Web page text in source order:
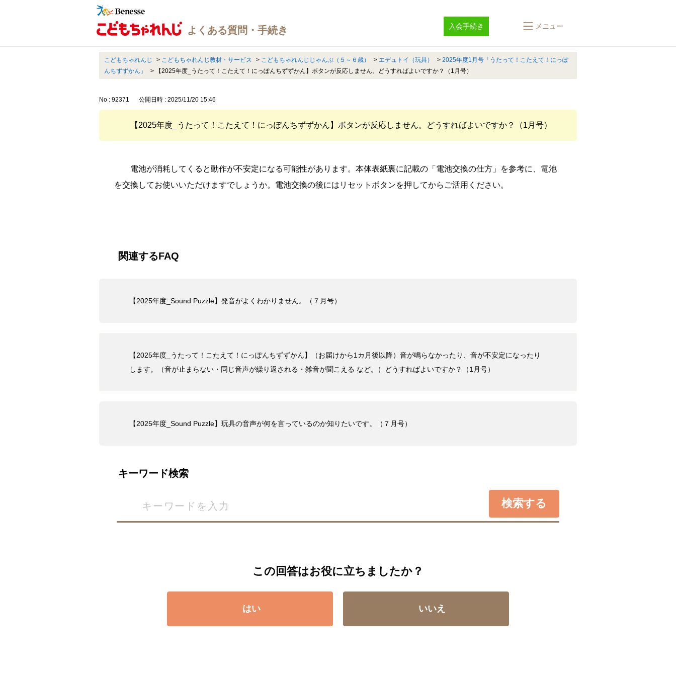
入会手続き メニュー
こどもちゃれんじ > こどもちゃれんじ教材・サービス > こどもちゃれんじじゃんぷ（５～６歳） > エデュトイ（玩具） > 2025年度1月号「うたって！こたえて！にっぽ
んちずずかん」
> 【2025年度_うたって！こたえて！にっぽんちずずかん】ボタンが反応しません。どうすればよいですか？（1月号）
No : 92371 公開日時 : 2025/11/20 15:46
【2025年度_うたって！こたえて！にっぽんちずずかん】ボタンが反応しません。どうすればよいですか？（1月号）
電池が消耗してくると動作が不安定になる可能性があります。本体表紙裏に記載の「電池交換の仕方」を参考に、電池
を交換してお使いいただけますでしょうか。電池交換の後にはリセットボタンを押してからご活用ください。
関連するFAQ
【2025年度_Sound Puzzle】発音がよくわかりません。（７月号）
【2025年度_うたって！こたえて！にっぽんちずずかん】（お届けから1カ月後以降）音が鳴らなかったり、音が不安定になったり
します。（音が止まらない・同じ音声が繰り返される・雑音が聞こえる など。）どうすればよいですか？（1月号）
【2025年度_Sound Puzzle】玩具の音声が何を言っているのか知りたいです。（７月号）
キーワード検索
この回答はお役に立ちましたか？
はい いいえ